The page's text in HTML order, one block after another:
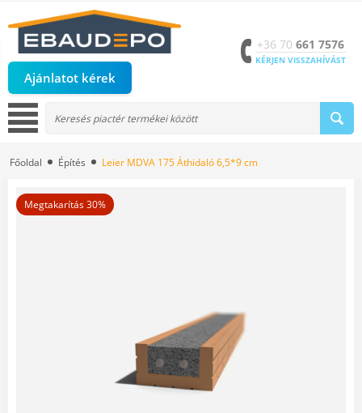
Ajánlatot kérek
+36 70 661 7576
KÉRJEN VISSZAHÍVÁST
Főoldal Építés Leier MDVA 175 Áthidaló 6,5*9 cm
Megtakarítás 30%